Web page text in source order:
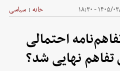
۰۸ - ۱۸:۳۰ خانه | سیاسی
احتمالی
تفاهم نهایی شد؟